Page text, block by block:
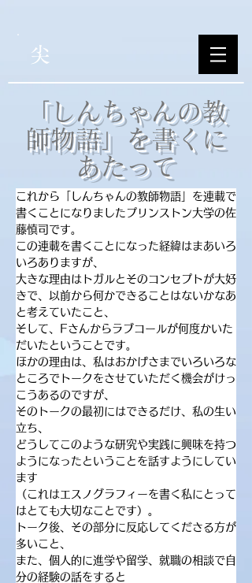
尖
​「しんちゃんの教
師物語」を書くに
あたって
これから「しんちゃんの教師物語」を連載で
書くことになりましたプリンストン大学の佐
藤慎司です。
この連載を書くことになった経緯はまあいろ
いろありますが、
大きな理由はトガルとそのコンセプトが大好
きで、以前から何かできることはないかなあ
と考えていたこと、
そして、Fさんからラブコールが何度かいた
だいたということです。
ほかの理由は、私はおかげさまでいろいろな
ところでトークをさせていただく機会がけっ
こうあるのですが、
そのトークの最初にはできるだけ、私の生い
立ち、
どうしてこのような研究や実践に興味を持つ
ようになったということを話すようにしてい
ます
（これはエスノグラフィーを書く私にとって
はとても大切なことです）。
トーク後、その部分に反応してくださる方が
多いこと、
また、個人的に進学や留学、就職の相談で自
分の経験の話をすると